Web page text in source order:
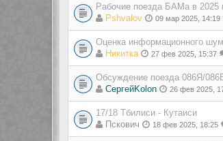
Рабочие поезда БАМа в 2025
Pshvalov
09 мар 2025, 14:19
Оценка информационного
Никитка
27 фев 2025, 15:37
Обсуждение поезда 086Я/
СергейKolon
26 фев 2025,
17/18 Тбилиси - Кутаиси
Пскович
18 фев 2025, 18:25